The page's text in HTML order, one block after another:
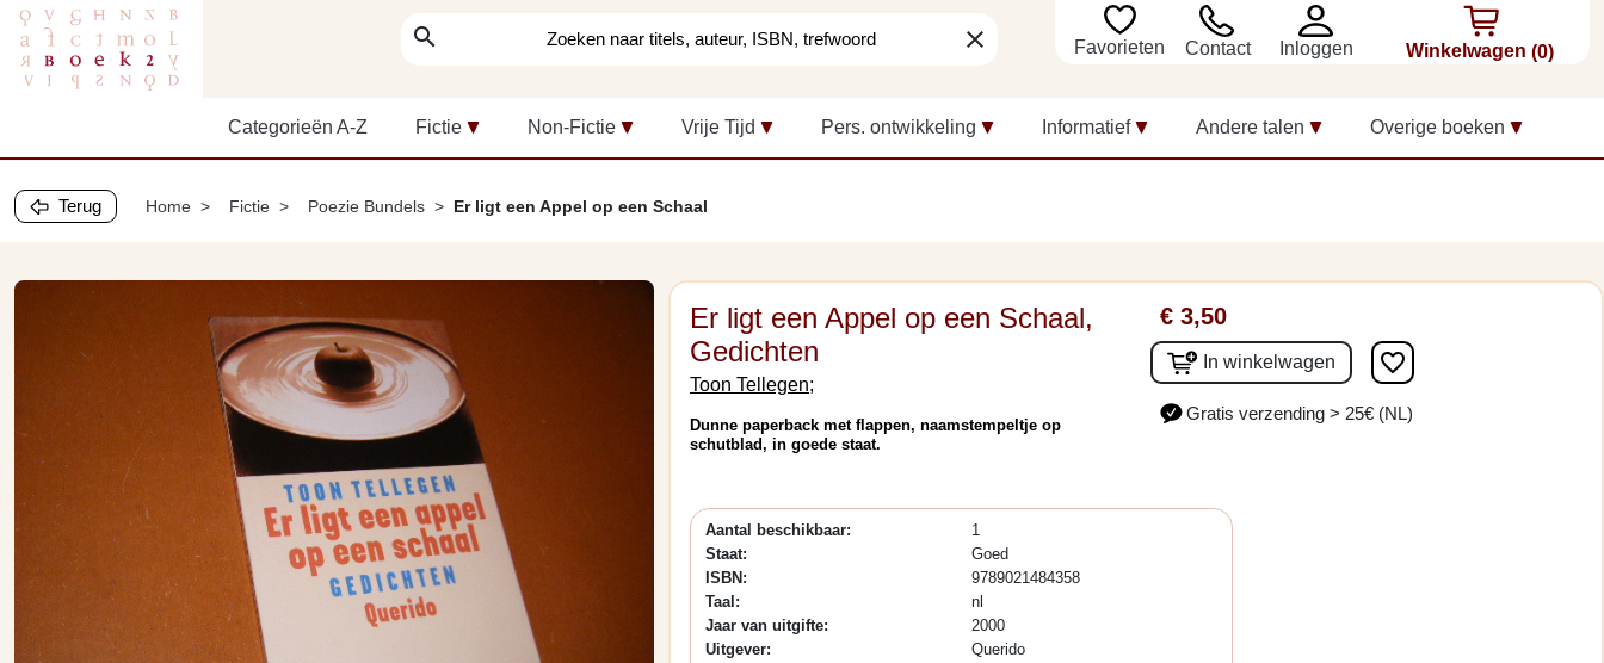
search clear Favorieten Contact Inloggen Winkelwagen (0)
Categorieën A-Z Fictie Non-Fictie Vrije Tijd Pers. ontwikkeling Informatief Andere talen Overige boeken
Terug Home Fictie Poezie Bundels Er ligt een Appel op een Schaal
Er ligt een Appel op een Schaal,
Gedichten
Toon Tellegen;
Dunne paperback met flappen, naamstempeltje op
schutblad, in goede staat.
€ 3,50
In winkelwagen favorite_border
Gratis verzending > 25€ (NL)
Aantal beschikbaar:
1
Staat:
Goed
ISBN:
9789021484358
Taal:
nl
Jaar van uitgifte:
2000
Uitgever:
Querido